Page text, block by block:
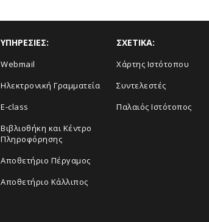
ΥΠΗΡΕΣΙΕΣ:
Webmail
Ηλεκτρονική Γραμματεία
E-class
Βιβλιοθήκη και Κέντρο
Πληροφόρησης
Aποθετήριο Πέργαμος
Αποθετήριο Κάλλιπος
ΣΧΕΤΙΚΑ:
Xάρτης Ιστότοπου
Συντελεστές
Παλαιός Ιστότοπος